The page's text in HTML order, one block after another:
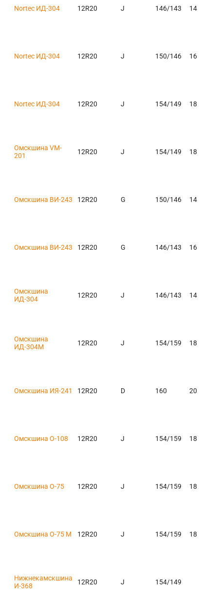
Nortec ИД-304 12R20 J 146/143 14
Nortec ИД-304 12R20 J 150/146 16
Nortec ИД-304 12R20 J 154/149 18
Омскшина VM-
201
12R20 J 154/149 18
Омскшина ВИ-243 12R20 G 150/146 14
Омскшина ВИ-243 12R20 G 146/143 16
Омскшина
ИД-304
12R20 J 146/143 14
Омскшина
ИД-304M
12R20 J 154/159 18
Омскшина ИЯ-241 12R20 D 160 20
Омскшина О-108 12R20 J 154/159 18
Омскшина О-75 12R20 J 154/159 18
Омскшина О-75 М 12R20 J 154/159 18
Нижнекамскшина
И-368
12R20 J 154/149